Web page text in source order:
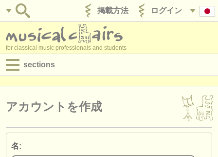
ログイン
掲載方法
for classical music professionals and students
sections
求人情報 (演奏関係の職)
アカウントを作成
名: